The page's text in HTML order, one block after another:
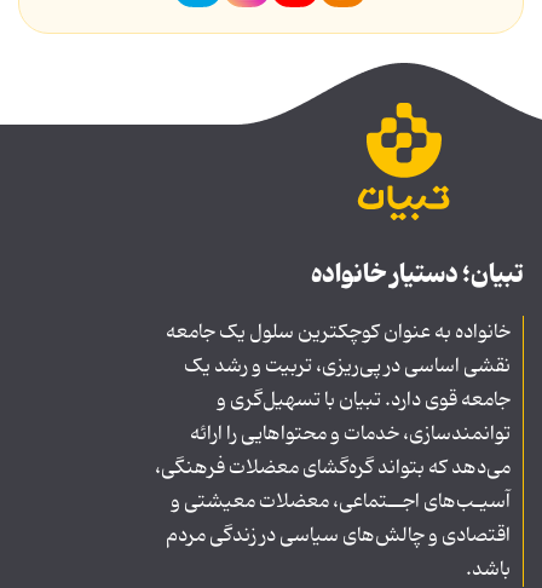
تبیان؛ دستیار خانواده
خانواده به عنوان کوچکترین سلول یک جامعه
نقشی اساسی در پی‌ریزی، تربیت و رشد یک
جامعه قوی دارد. تبیان با تسهیل‌گری و
توانمندسازی، خدمات و محتواهایی را ارائه
می‌دهد که بتواند گره‌گشای معضلات فرهنگی،
آسیـب‌های اجــتماعی، معضلات معیشتی و
اقتصادی و چالش‌های سیاسی در زندگی مردم
باشد.